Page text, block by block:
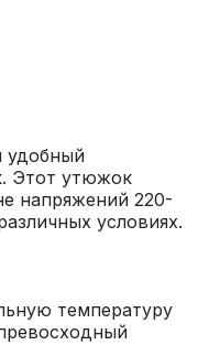
удобный
Этот утюжок
напряжений 220-
температуру